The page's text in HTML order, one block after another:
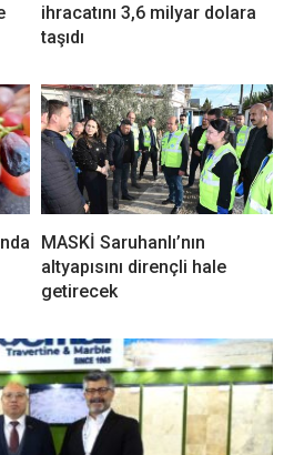
ihracatını 3,6 milyar dolara
taşıdı
MASKİ Saruhanlı’nın
altyapısını dirençli hale
getirecek